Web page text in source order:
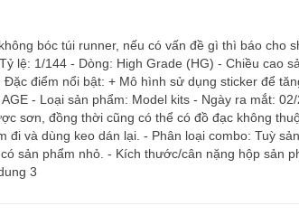
bóc túi runner, nếu có vấn đề gì thì báo cho
lệ: 1/144 - Dòng: High Grade (HG) - Chiều cao
điểm nổi bật: + Mô hình sử dụng sticker để
- Loại sản phẩm: Model kits - Ngày ra mắt:
sơn, đồng thời cũng có thể có đồ đạc không
đi và dùng keo dán lại. - Phân loại combo: Tuỳ
sản phẩm nhỏ. - Kích thước/cân nặng hộp sản
3